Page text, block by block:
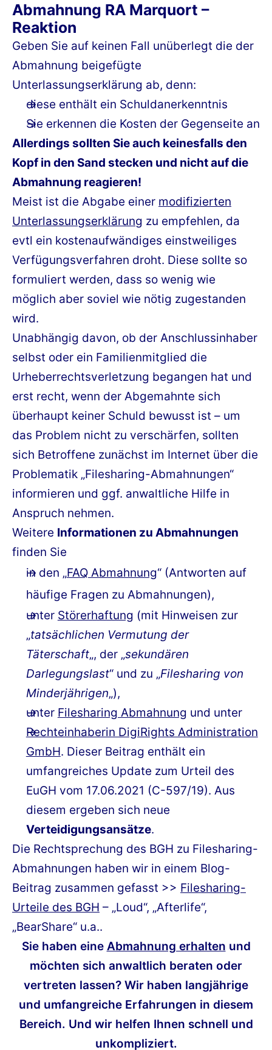
Abmahnung RA Marquort –
Reaktion
Geben Sie auf keinen Fall unüberlegt die der
Abmahnung beigefügte
Unterlassungserklärung ab, denn:
diese enthält ein Schuldanerkenntnis
Sie erkennen die Kosten der Gegenseite an
Allerdings sollten Sie auch keinesfalls den
Kopf in den Sand stecken und nicht auf die
Abmahnung reagieren!
Meist ist die Abgabe einer modifizierten
Unterlassungserklärung zu empfehlen, da
evtl ein kostenaufwändiges einstweiliges
Verfügungsverfahren droht. Diese sollte so
formuliert werden, dass so wenig wie
möglich aber soviel wie nötig zugestanden
wird.
Unabhängig davon, ob der Anschlussinhaber
selbst oder ein Familienmitglied die
Urheberrechtsverletzung begangen hat und
erst recht, wenn der Abgemahnte sich
überhaupt keiner Schuld bewusst ist – um
das Problem nicht zu verschärfen, sollten
sich Betroffene zunächst im Internet über die
Problematik „Filesharing-Abmahnungen“
informieren und ggf. anwaltliche Hilfe in
Anspruch nehmen.
Weitere Informationen zu Abmahnungen
finden Sie
in den „FAQ Abmahnung“ (Antworten auf
häufige Fragen zu Abmahnungen),
unter Störerhaftung (mit Hinweisen zur
„tatsächlichen Vermutung der
Täterschaft„, der „sekundären
Darlegungslast“ und zu „Filesharing von
Minderjährigen„),
unter Filesharing Abmahnung und unter
Rechteinhaberin DigiRights Administration
GmbH. Dieser Beitrag enthält ein
umfangreiches Update zum Urteil des
EuGH vom 17.06.2021 (C-597/19). Aus
diesem ergeben sich neue
Verteidigungsansätze.
Die Rechtsprechung des BGH zu Filesharing-
Abmahnungen haben wir in einem Blog-
Beitrag zusammen gefasst >> Filesharing-
Urteile des BGH – „Loud“, „Afterlife“,
„BearShare“ u.a..
Sie haben eine Abmahnung erhalten und
möchten sich anwaltlich beraten oder
vertreten lassen? Wir haben langjährige
und umfangreiche Erfahrungen in diesem
Bereich. Und wir helfen Ihnen schnell und
unkompliziert.